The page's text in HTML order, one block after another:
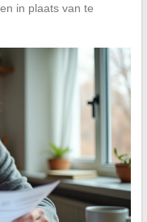
in plaats van te